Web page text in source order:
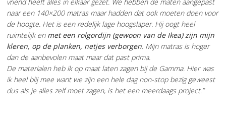
naar een 140×200 matras maar hadden dat ook moeten doen voor
de hoogte. Het is een redelijk lage hoogslaper. Hij oogt heel
ruimtelijk en met een rolgordijn (gewoon van de Ikea) zijn mijn
kleren, op de planken, netjes verborgen. Mijn matras is hoger
dan de aanbevolen maat maar dat past prima.
De materialen heb ik op maat laten zagen bij de Gamma. Hier was
ik heel blij mee want we zijn een hele dag non-stop bezig geweest
dus als je alles zelf moet zagen, is het een meerdaags project.”